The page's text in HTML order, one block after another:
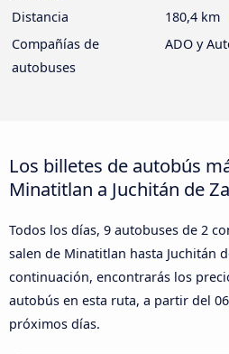
Distancia
180,4 km
Compañías de
autobuses
ADO y
Los billetes de autobús
Minatitlan a Juchitán de
Todos los días, 9 autobuses de 2
salen de Minatitlan hasta Juchitán
continuación, encontrarás los
autobús en esta ruta, a partir del
próximos días.